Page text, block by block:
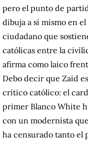
pero el punto de
dibuja a sí mismo en
ciudadano que
católicas entre la
afirma como laico
Debo decir que Zaid
crítico católico: el
primer Blanco White
con un modernista
ha censurado tanto el